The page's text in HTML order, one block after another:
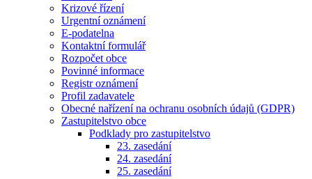
Krizové řízení
Urgentní oznámení
E-podatelna
Kontaktní formulář
Rozpočet obce
Povinné informace
Registr oznámení
Profil zadavatele
Obecné nařízení na ochranu osobních údajů (GDPR)
Zastupitelstvo obce
Podklady pro zastupitelstvo
23. zasedání
24. zasedání
25. zasedání